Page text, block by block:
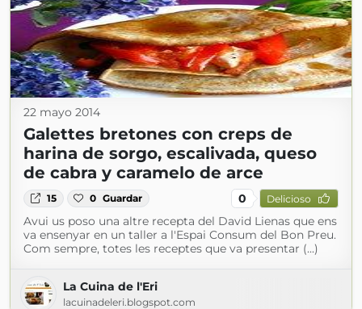
22 mayo 2014
Galettes bretones con creps de
harina de sorgo, escalivada, queso
de cabra y caramelo de arce
15 0 Guardar 0 Delicioso
Avui us poso una altre recepta del David Lienas que ens
va ensenyar en un taller a l'Espai Consum del Bon Preu.
Com sempre, totes les receptes que va presentar (...)
La Cuina de l'Eri
lacuinadeleri.blogspot.com